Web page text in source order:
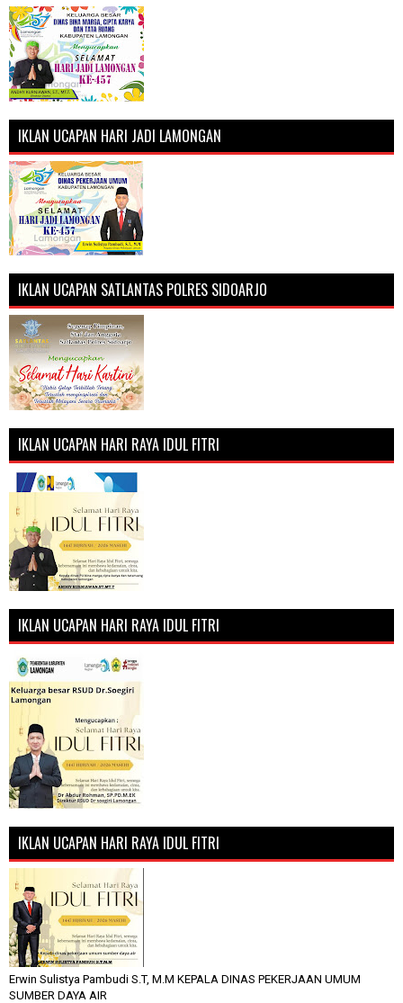
IKLAN UCAPAN HARI JADI LAMONGAN
IKLAN UCAPAN SATLANTAS POLRES SIDOARJO
IKLAN UCAPAN HARI RAYA IDUL FITRI
IKLAN UCAPAN HARI RAYA IDUL FITRI
IKLAN UCAPAN HARI RAYA IDUL FITRI
Erwin Sulistya Pambudi S.T, M.M KEPALA DINAS PEKERJAAN UMUM
SUMBER DAYA AIR